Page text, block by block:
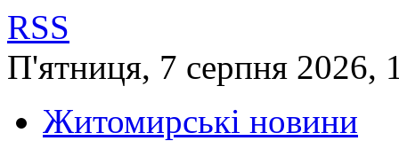
RSS
П'ятниця, 7 серпня 2026,
Житомирські новини